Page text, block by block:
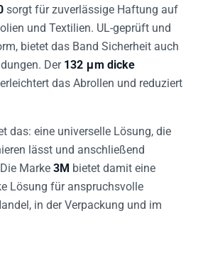
sorgt für zuverlässige Haftung auf
und Textilien. UL-geprüft und
bietet das Band Sicherheit auch
Der 132 μm dicke
erleichtert das Abrollen und reduziert
das: eine universelle Lösung, die
lässt und anschließend
Marke 3M bietet damit eine
Lösung für anspruchsvolle
in der Verpackung und im